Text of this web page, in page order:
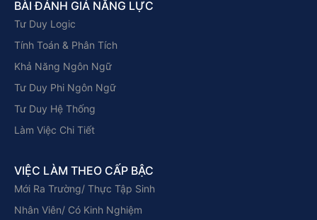
BÀI ĐÁNH GIÁ NĂNG LỰC
Tư Duy Logic
Tính Toán & Phân Tích
Khả Năng Ngôn Ngữ
Tư Duy Phi Ngôn Ngữ
Tư Duy Hệ Thống
Làm Việc Chi Tiết
VIỆC LÀM THEO CẤP BẬC
Mới Ra Trường/ Thực Tập Sinh
Nhân Viên/ Có Kinh Nghiệm